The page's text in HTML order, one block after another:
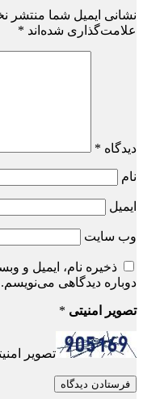
نشانی ایمیل شما منتشر
علامت‌گذاری شده‌اند *
دیدگاه *
نام
ایمیل
وب‌ سایت
ذخیره نام، ایمیل و
دوباره دیدگاهی می‌نویسم.
تصویر امنیتی *
تصویر